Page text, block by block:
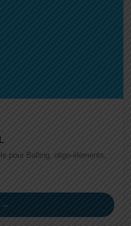
pour Balling, oligo-éléments,
→